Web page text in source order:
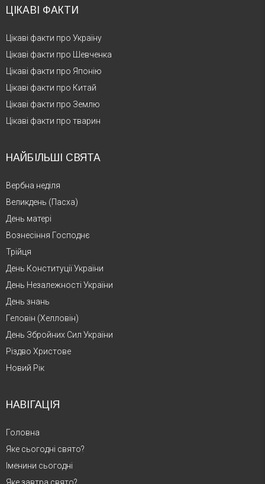
ЦІКАВІ ФАКТИ
Цікаві факти про Україну
Цікаві факти про Шевченка
Цікаві факти про Японію
Цікаві факти про Китай
Цікаві факти про Землю
Цікаві факти про тварин
НАЙБІЛЬШІ СВЯТА
Вербна неділя
Великдень (Пасха)
День матері
Вознесіння Господнє
Трійця
День Конституції України
День Незалежності України
День знань
Геловін (Хелловін)
День Збройних Сил України
Різдво Христове
Новий Рік
НАВІГАЦІЯ
Головна
Яке сьогодні свято?
Іменини сьогодні
Яке завтра свято?